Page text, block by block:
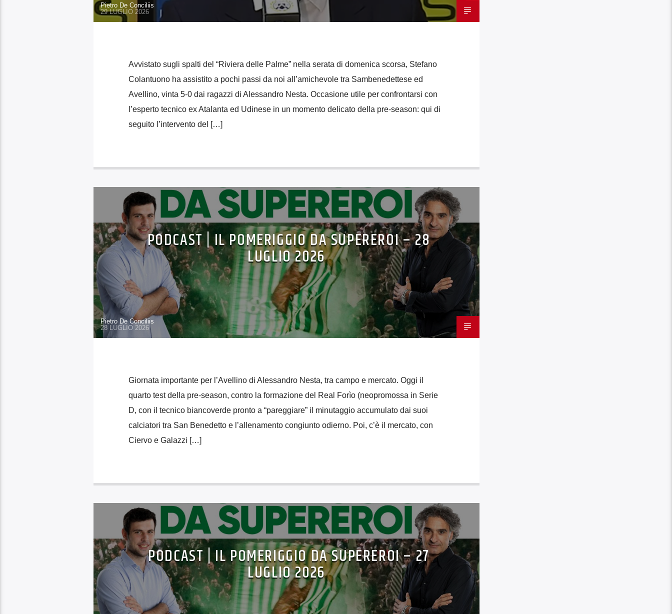
Pietro De Conciliis
29 LUGLIO 2026
Avvistato sugli spalti del “Riviera delle Palme” nella serata di domenica scorsa, Stefano
Colantuono ha assistito a pochi passi da noi all’amichevole tra Sambenedettese ed
Avellino, vinta 5-0 dai ragazzi di Alessandro Nesta. Occasione utile per confrontarsi con
l’esperto tecnico ex Atalanta ed Udinese in un momento delicato della pre-season: qui di
seguito l’intervento del […]
PODCAST | IL POMERIGGIO DA SUPEREROI – 28
LUGLIO 2026
Pietro De Conciliis
28 LUGLIO 2026
Giornata importante per l’Avellino di Alessandro Nesta, tra campo e mercato. Oggi il
quarto test della pre-season, contro la formazione del Real Forìo (neopromossa in Serie
D, con il tecnico biancoverde pronto a “pareggiare” il minutaggio accumulato dai suoi
calciatori tra San Benedetto e l’allenamento congiunto odierno. Poi, c’è il mercato, con
Ciervo e Galazzi […]
PODCAST | IL POMERIGGIO DA SUPEREROI – 27
LUGLIO 2026